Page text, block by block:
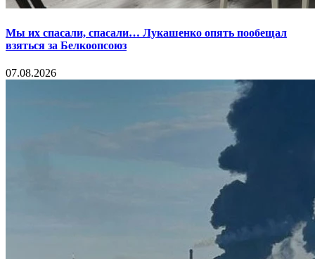
Мы их спасали, спасали… Лукашенко опять пообещал
взяться за Белкоопсоюз
07.08.2026